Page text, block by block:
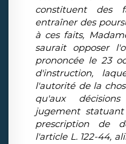
constituent des
entraîner des
à ces faits,
saurait opposer
prononcée le 23
d'instruction,
l'autorité de la
qu'aux
jugement
prescription de
l'article L. 122-44,